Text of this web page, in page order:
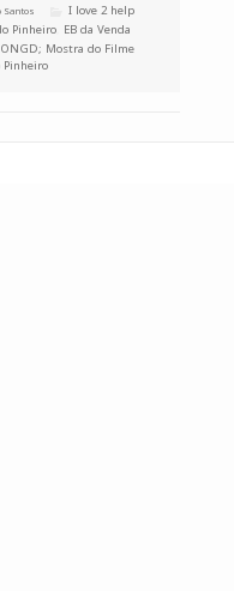
Santos Categories
I love 2 help
Pinheiro EB da Venda
Mostra do Filme
Pinheiro